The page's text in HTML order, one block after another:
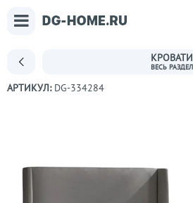
КРОВАТИ
АРТИКУЛ: DG-334284